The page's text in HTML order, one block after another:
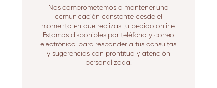
Nos comprometemos a mantener una
comunicación constante desde el
momento en que realizas tu pedido online.
Estamos disponibles por teléfono y correo
electrónico, para responder a tus consultas
y sugerencias con prontitud y atención
personalizada.